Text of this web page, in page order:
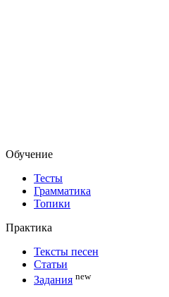
Обучение
Тесты
Грамматика
Топики
Практика
Тексты песен
Статьи
Задания new